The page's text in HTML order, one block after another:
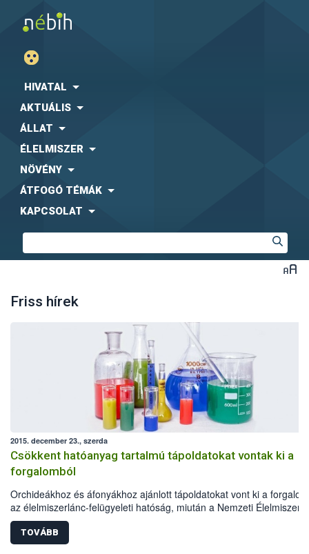
HIVATAL
AKTUÁLIS
ÁLLAT
ÉLELMISZER
NÖVÉNY
ÁTFOGÓ TÉMÁK
KAPCSOLAT
Friss hírek
2015. december 23., szerda
Csökkent hatóanyag tartalmú tápoldatokat vontak ki a
forgalomból
Orchideákhoz és áfonyákhoz ajánlott tápoldatokat vont ki a
az élelmiszerlánc-felügyeleti hatóság, miután a Nemzeti
biztonsági Hivatal (NÉBIH) laboratóriuma megállapította, hogy azok
magnézium tartalma 2% helyett csupán 0,5%. Az alacsony
tartalmú Garri tápoldatok forgalomba hozatalát azonnali hatállyal
TOVÁBB